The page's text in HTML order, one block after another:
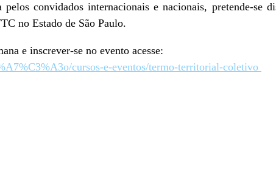
convidados internacionais e nacionais, pretende-se
no Estado de São Paulo.
e inscrever-se no evento acesse:
cursos-e-eventos/termo-territorial-coletivo